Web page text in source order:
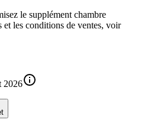
le supplément chambre
les conditions de ventes, voir
2026